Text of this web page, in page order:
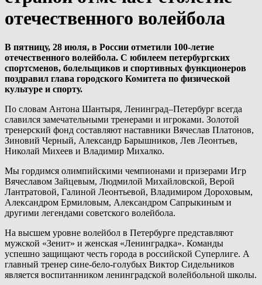
отечественного волейбола
В пятницу, 28 июля, в России отметили 100-летие
отечественного волейбола. С юбилеем петербургских
спортсменов, болельщиков и спортивных функционеров
поздравил глава городского Комитета по физической
культуре и спорту.
По словам Антона Шантыря, Ленинград–Петербург всегда
славился замечательными тренерами и игроками. Золотой
тренерский фонд составляют наставники Вячеслав Платонов,
Зиновий Черный, Александр Барышников, Лев Леонтьев,
Николай Михеев и Владимир Михалко.
Мы гордимся олимпийскими чемпионами и призерами Игр
Вячеславом Зайцевым, Людмилой Михайловской, Верой
Лантратовой, Галиной Леонтьевой, Владимиром Дороховым,
Александром Ермиловым, Александром Сапрыкиным и
другими легендами советского волейбола.
На высшем уровне волейбол в Петербурге представляют
мужской «Зенит» и женская «Ленинградка». Команды
успешно защищают честь города в российской Суперлиге. А
главный тренер сине-бело-голубых Виктор Сидельников
является воспитанником ленинградской волейбольной школы.